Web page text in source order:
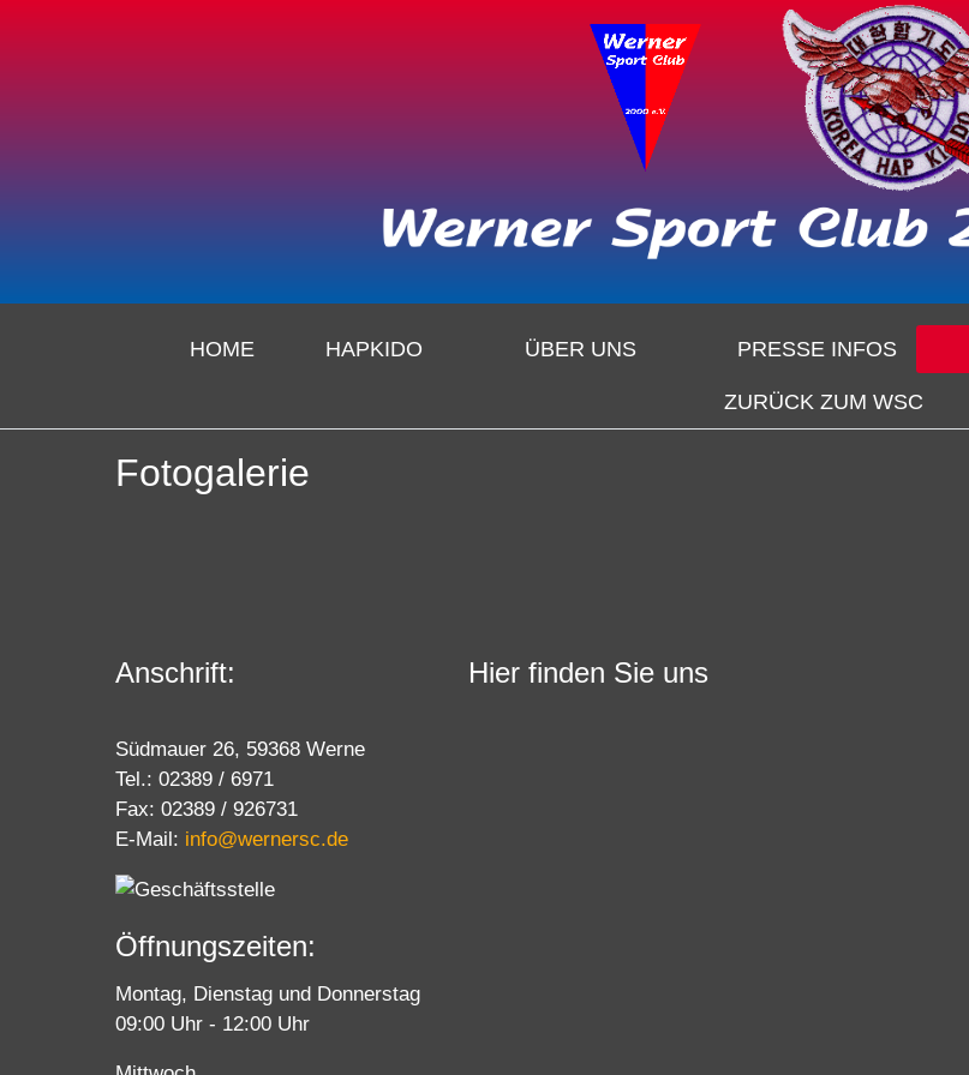
HOME HAPKIDO ÜBER UNS PRESSE INFOS
ZURÜCK ZUM WSC
Fotogalerie
Anschrift:
Südmauer 26, 59368 Werne
Tel.: 02389 / 6971
Fax: 02389 / 926731
E-Mail: info@wernersc.de
Öffnungszeiten:
Montag, Dienstag und Donnerstag
09:00 Uhr - 12:00 Uhr
Hier finden Sie uns